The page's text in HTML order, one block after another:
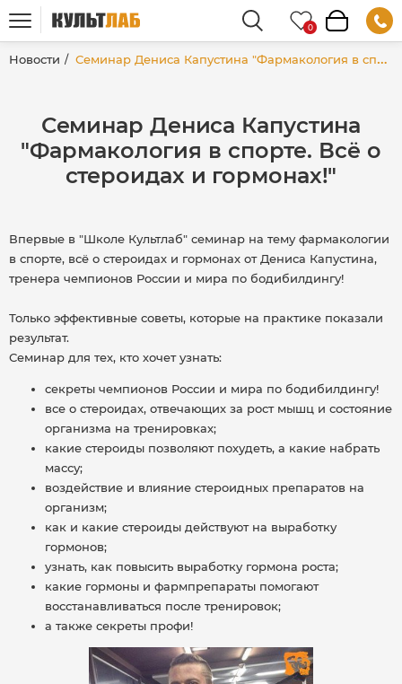
Новости Семинар Дениса Капустина "Фармакология в спорте. Всё о стероидах и гормонах!"
Семинар Дениса Капустина
"Фармакология в спорте. Всё о
стероидах и гормонах!"
Впервые в "Школе Культлаб" семинар на тему фармакологии
в спорте, всё о стероидах и гормонах от Дениса Капустина,
тренера чемпионов России и мира по бодибилдингу!
Только эффективные советы, которые на практике показали
результат.
Семинар для тех, кто хочет узнать:
секреты чемпионов России и мира по бодибилдингу!
все о стероидах, отвечающих за рост мышц и состояние
организма на тренировках;
какие стероиды позволяют похудеть, а какие набрать
массу;
воздействие и влияние стероидных препаратов на
организм;
как и какие стероиды действуют на выработку
гормонов;
узнать, как повысить выработку гормона роста;
какие гормоны и фармпрепараты помогают
восстанавливаться после тренировок;
а также секреты профи!